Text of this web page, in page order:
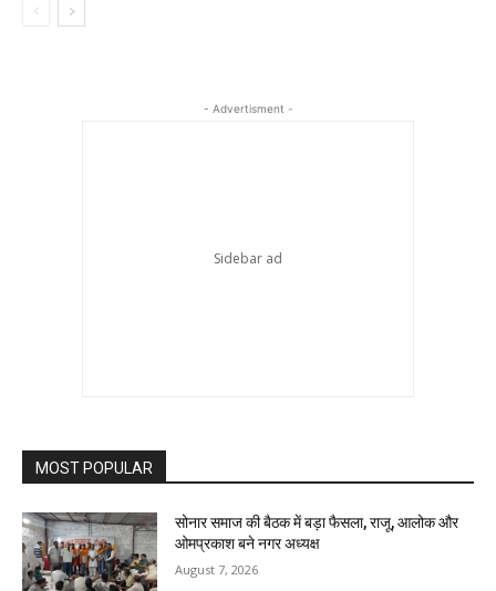
- Advertisment -
MOST POPULAR
सोनार समाज की बैठक में बड़ा फैसला, राजू, आलोक और
ओमप्रकाश बने नगर अध्यक्ष
August 7, 2026